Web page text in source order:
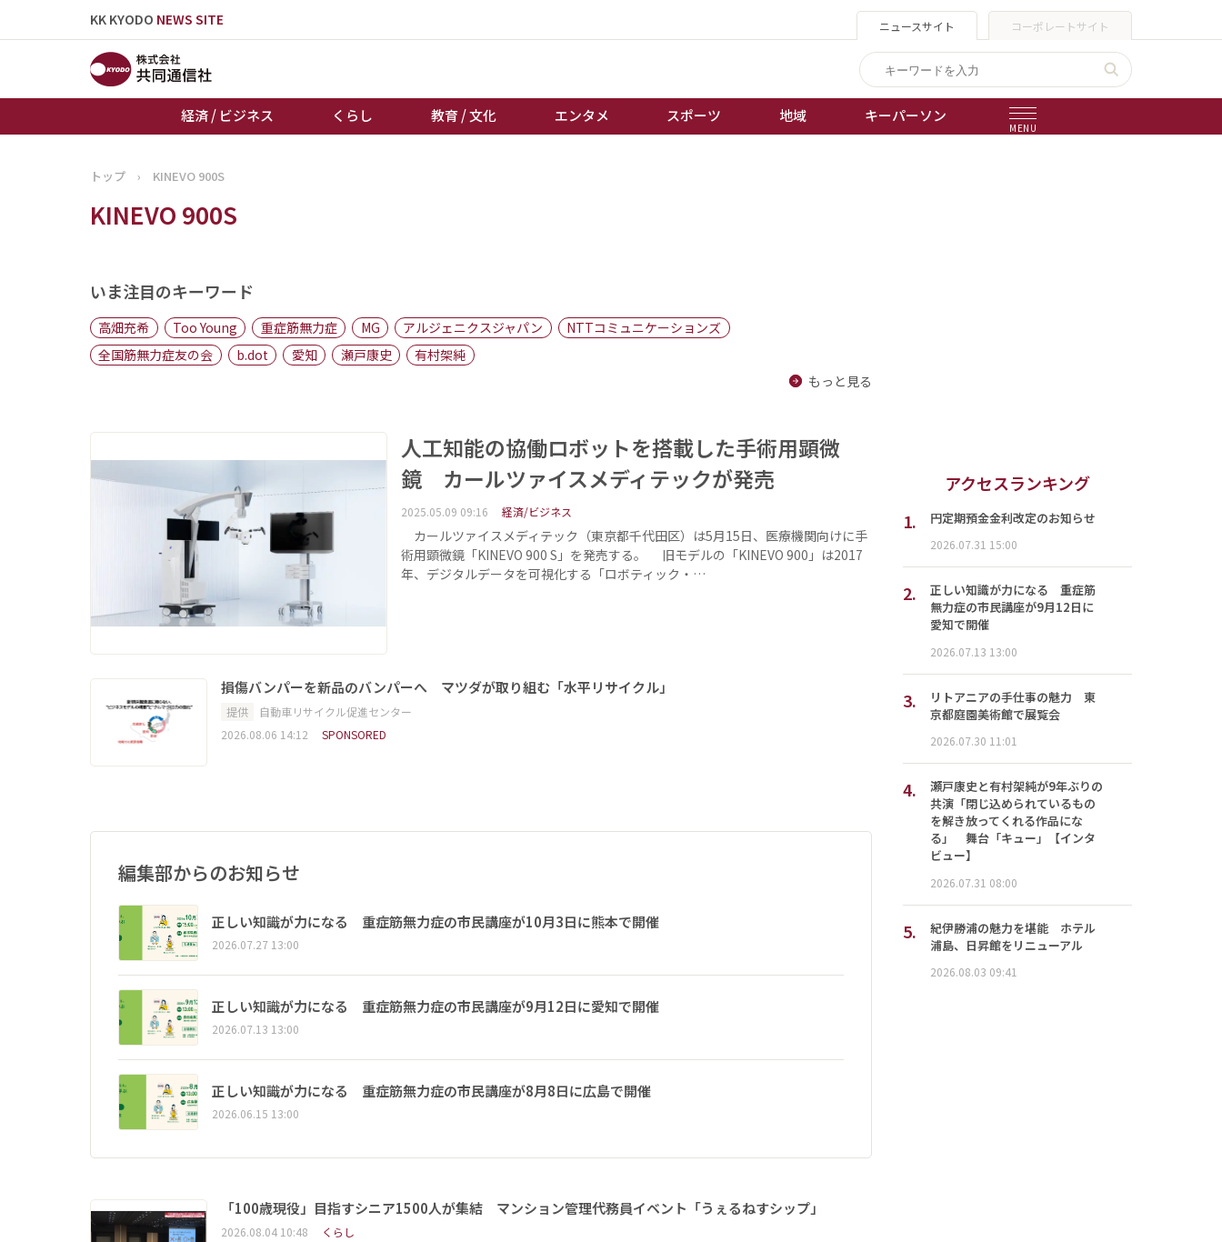
KK KYODO NEWS SITE ニュースサイト コーポレートサイト
経済 / ビジネス くらし 教育 / 文化 エンタメ スポーツ 地域 キーパーソン
MENU
トップページ
お知らせ
地域
キーパーソン
棋王戦
トップ › KINEVO 900S
KINEVO 900S
いま注目のキーワード
高畑充希 Too Young 重症筋無力症 MG アルジェニクスジャパン
NTTコミュニケーションズ
全国筋無力症友の会
b.dot 愛知 瀬戸康史
有村架純
もっと見る
人工知能の協働ロボットを搭載した手術用顕微
鏡 カールツァイスメディテックが発売
2025.05.09 09:16 経済/ビジネス
カールツァイスメディテック（東京都千代田区）は5月15日、医療機関向けに手
術用顕微鏡「KINEVO 900 S」を発売する。 旧モデルの「KINEVO 900」は2017
年、デジタルデータを可視化する「ロボティック・…
損傷バンパーを新品のバンパーへ マツダが取り組む「水平リサイクル」
提供
自動車リサイクル促進センター
2026.08.06 14:12
SPONSORED
編集部からのお知らせ
正しい知識が力になる 重症筋無力症の市民講座が10月3日に熊本で開催
2026.07.27 13:00
正しい知識が力になる 重症筋無力症の市民講座が9月12日に愛知で開催
2026.07.13 13:00
正しい知識が力になる 重症筋無力症の市民講座が8月8日に広島で開催
2026.06.15 13:00
「100歳現役」目指すシニア1500人が集結 マンション管理代務員イベント「うぇるねすシップ」
2026.08.04 10:48 くらし
アクセスランキング
1.
円定期預金金利改定のお知らせ
2026.07.31 15:00
2.
正しい知識が力になる 重症筋
無力症の市民講座が9月12日に
愛知で開催
2026.07.13 13:00
3.
リトアニアの手仕事の魅力 東
京都庭園美術館で展覧会
2026.07.30 11:01
4.
瀬戸康史と有村架純が9年ぶりの
共演「閉じ込められているもの
を解き放ってくれる作品にな
る」 舞台「キュー」【インタ
ビュー】
2026.07.31 08:00
5.
紀伊勝浦の魅力を堪能 ホテル
浦島、日昇館をリニューアル
2026.08.03 09:41